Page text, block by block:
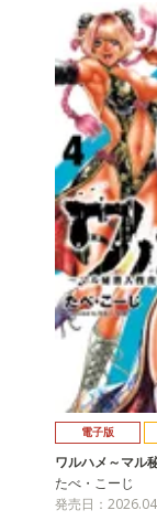
電子版
ワルハメ～マル
たべ・こーじ
発売日：